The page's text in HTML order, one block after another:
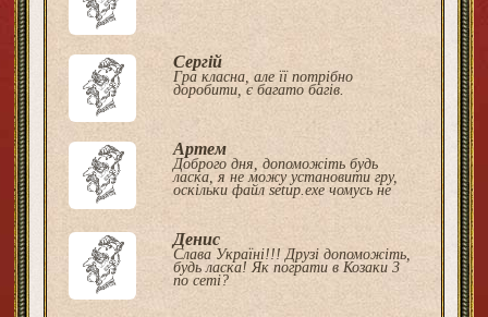
Сергій
Гра класна, але її потрібно
доробити, є багато багів.
Артем
Доброго дня, допоможіть будь
ласка, я не можу установити гру,
оскільки файл setup.exe чомусь не
Денис
Слава Україні!!! Друзі допоможіть,
будь ласка! Як пограти в Козаки 3
по сеті?